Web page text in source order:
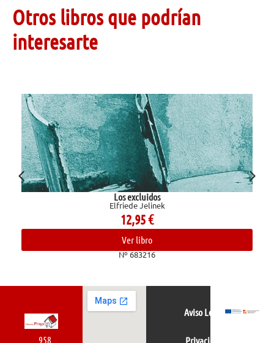
Otros libros que podrían
interesarte
Los excluidos
Elfriede Jelinek
12,95€
Ver libro
Nº 683216
958
Aviso Legal
Privacidad